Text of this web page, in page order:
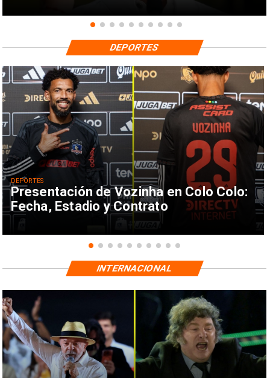
Presentación de Vozinha en Colo Colo:
Fecha, Estadio y Contrato
DEPORTES
DEPORTES
INTERNACIONAL